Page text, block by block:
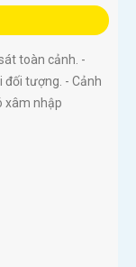
toàn cảnh. -
tượng. - Cảnh
xâm nhập